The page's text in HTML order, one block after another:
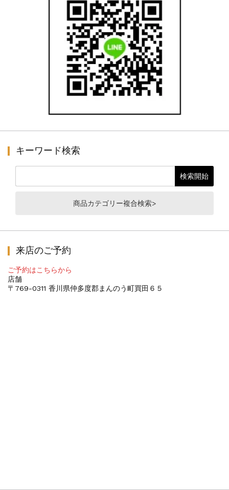
キーワード検索
商品カテゴリー複合検索>
来店のご予約
ご予約はこちらから
店舗
〒769-0311 香川県仲多度郡まんのう町買田６５